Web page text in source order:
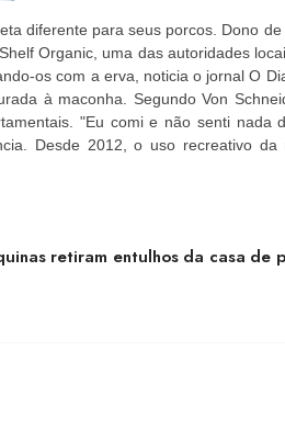
diferente para seus porcos. Dono
Organic, uma das autoridades
os com a erva, noticia o jornal O
à maconha. Segundo Von
"Eu comi e não senti nada
Desde 2012, o uso recreativo da
retiram entulhos da casa de